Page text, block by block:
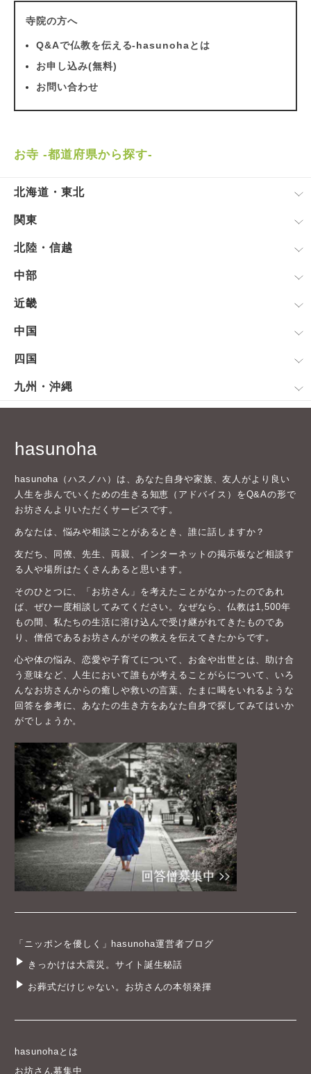
寺院の方へ
Q&Aで仏教を伝える-hasunohaとは
お申し込み(無料)
お問い合わせ
お寺 -都道府県から探す-
北海道・東北
関東
北陸・信越
中部
近畿
中国
四国
九州・沖縄
hasunoha
hasunoha（ハスノハ）は、あなた自身や家族、友人がより良い
人生を歩んでいくための生きる知恵（アドバイス）をQ&Aの形で
お坊さんよりいただくサービスです。
あなたは、悩みや相談ごとがあるとき、誰に話しますか？
友だち、同僚、先生、両親、インターネットの掲示板など相談す
る人や場所はたくさんあると思います。
そのひとつに、「お坊さん」を考えたことがなかったのであれ
ば、ぜひ一度相談してみてください。なぜなら、仏教は1,500年
もの間、私たちの生活に溶け込んで受け継がれてきたものであ
り、僧侶であるお坊さんがその教えを伝えてきたからです。
心や体の悩み、恋愛や子育てについて、お金や出世とは、助け合
う意味など、人生において誰もが考えることがらについて、いろ
んなお坊さんからの癒しや救いの言葉、たまに喝をいれるような
回答を参考に、あなたの生き方をあなた自身で探してみてはいか
がでしょうか。
「ニッポンを優しく」hasunoha運営者ブログ
きっかけは大震災。サイト誕生秘話
お葬式だけじゃない。お坊さんの本領発揮
hasunohaとは
お坊さん募集中